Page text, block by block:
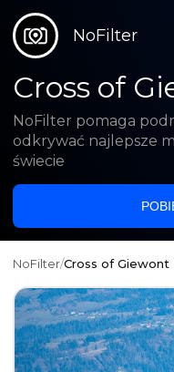
NoFilter
Cross of
NoFilter pomaga
odkrywać najlepsze
świecie
NoFilter/Cross of Giewont